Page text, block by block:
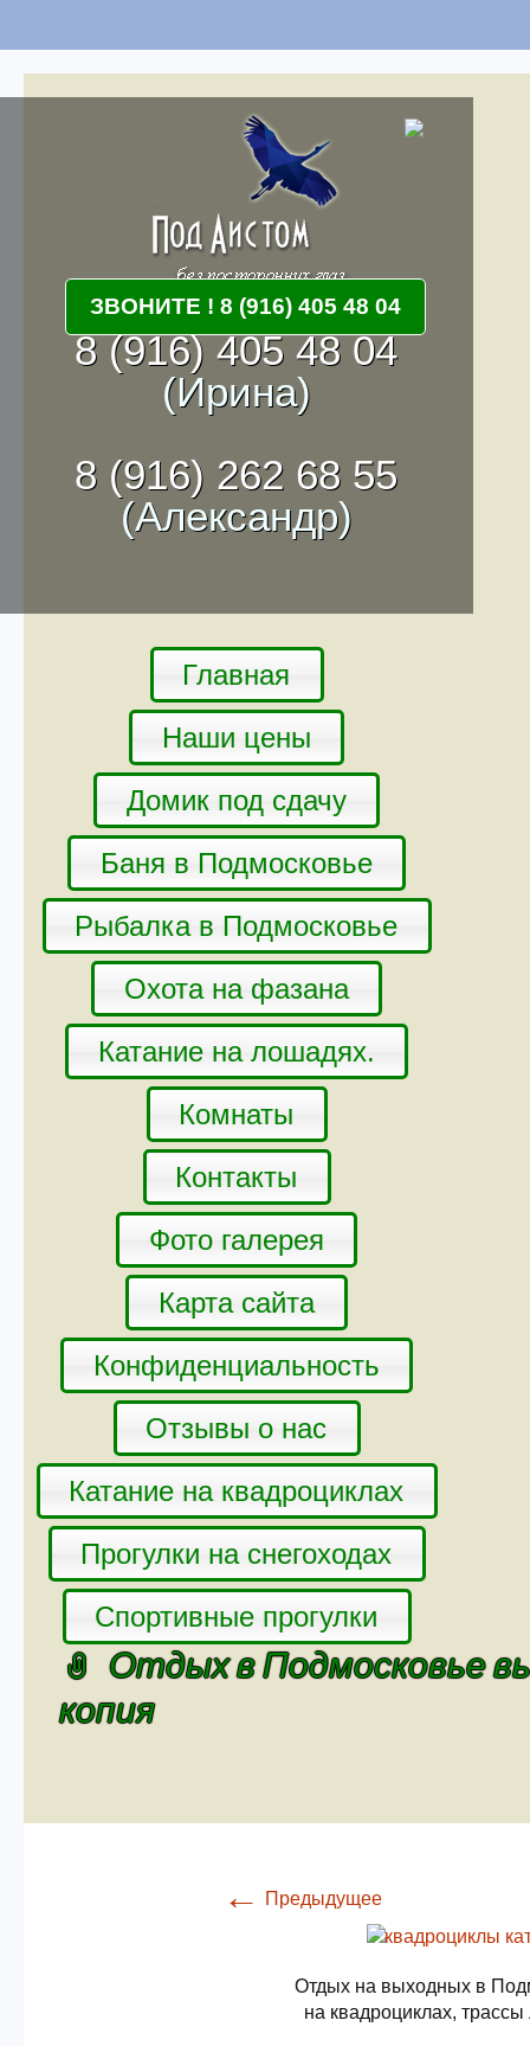
8 (916) 405 48 04
(Ирина)
8 (916) 262 68 55
(Александр)
Главная
Наши цены
Домик под сдачу
Баня в Подмосковье
Рыбалка в Подмосковье
Охота на фазана
Катание на лошадях.
Комнаты
Контакты
Фото галерея
Карта сайта
Конфиденциальность
Отзывы о нас
Катание на квадроциклах
Прогулки на снегоходах
Спортивные прогулки
Отдых в Подмосковье
копия
← Предыдущее
Отдых на выходных в
на квадроциклах,
ЗВОНИТЕ ! 8 (916) 405 48 04